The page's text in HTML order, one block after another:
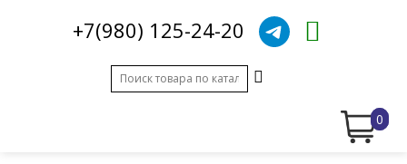
+7(980) 125-24-20
0